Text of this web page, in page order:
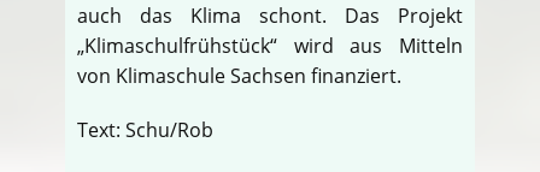
auch das Klima schont. Das Projekt
„Klimaschulfrühstück“ wird aus Mitteln
von Klimaschule Sachsen finanziert.
Text: Schu/Rob